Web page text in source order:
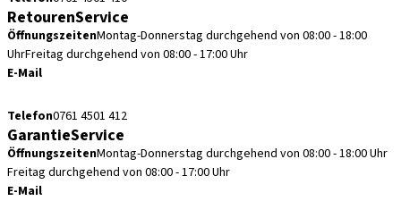
RetourenService
ÖffnungszeitenMontag-Donnerstag durchgehend von 08:00 - 18:00
UhrFreitag durchgehend von 08:00 - 17:00 Uhr
E-Mail
Telefon0761 4501 412
GarantieService
ÖffnungszeitenMontag-Donnerstag durchgehend von 08:00 - 18:00 Uhr
Freitag durchgehend von 08:00 - 17:00 Uhr
E-Mail